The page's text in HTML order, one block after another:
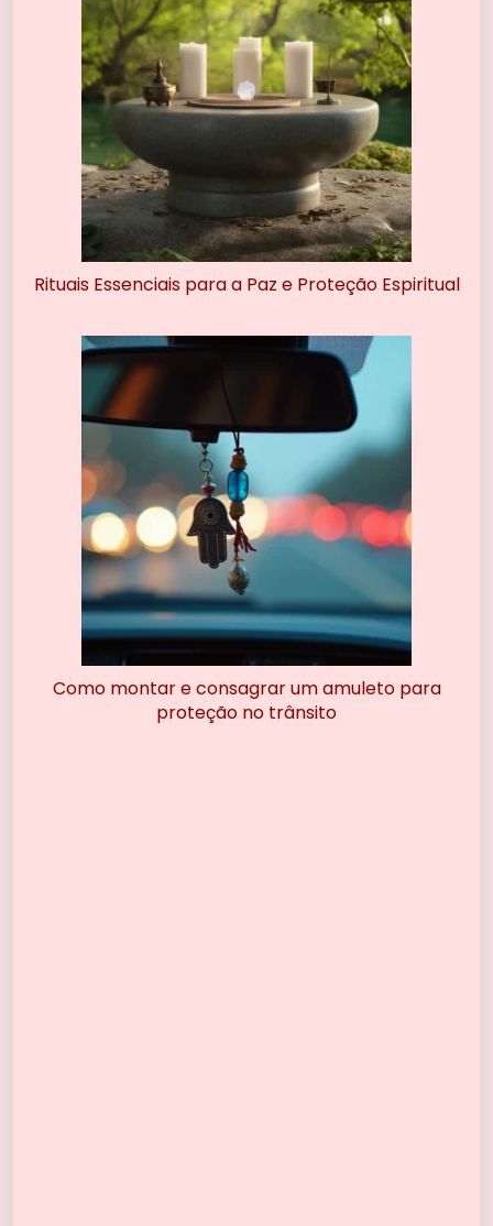
Rituais Essenciais para a Paz e Proteção Espiritual
Como montar e consagrar um amuleto para
proteção no trânsito